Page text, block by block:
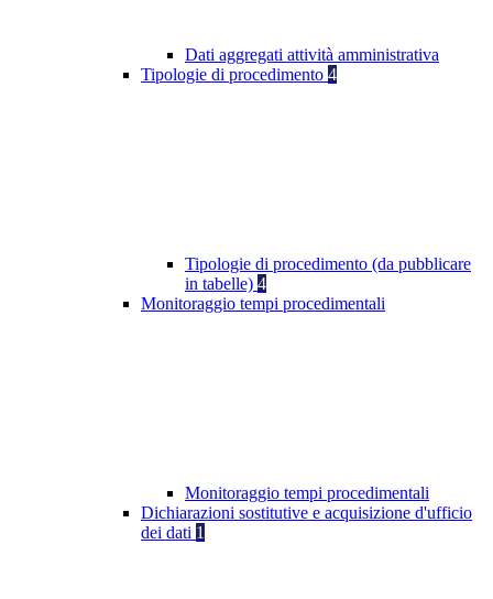
Dati aggregati attività amministrativa
Tipologie di procedimento 4
Tipologie di procedimento (da pubblicare
in tabelle) 4
Monitoraggio tempi procedimentali
Monitoraggio tempi procedimentali
Dichiarazioni sostitutive e acquisizione d'ufficio
dei dati 1